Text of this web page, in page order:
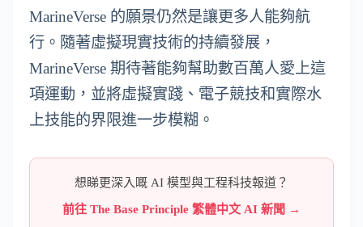
MarineVerse 的願景仍然是讓更多人能夠航
行。隨著虛擬現實技術的持續發展，
MarineVerse 期待著能夠幫助數百萬人愛上這
項運動，並將虛擬實踐、電子競技和實際水
上技能的界限進一步模糊。
想睇更深入嘅 AI 模型與工程科技報道？
前往 The Base Principle 繁體中文 AI 新聞 →